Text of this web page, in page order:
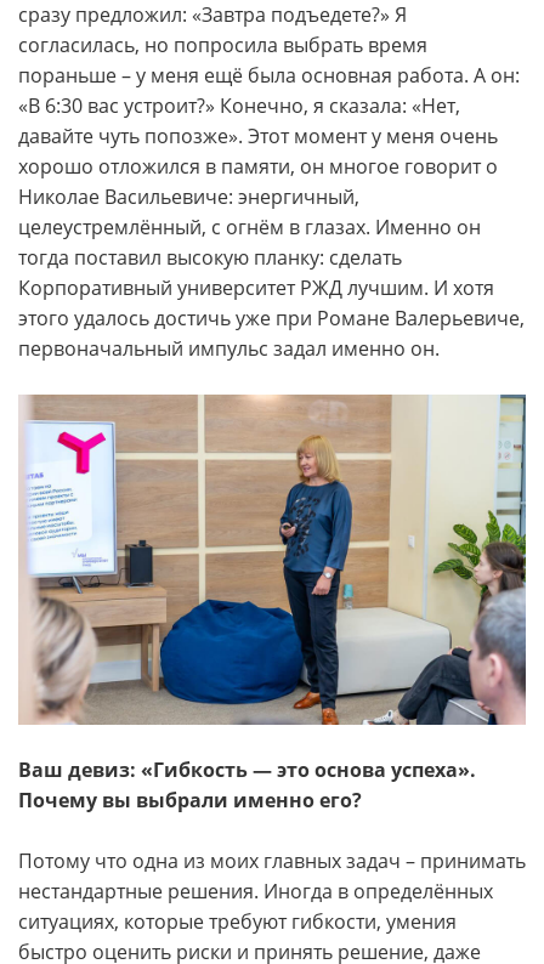
сразу предложил: «Завтра подъедете?» Я
согласилась, но попросила выбрать время
пораньше – у меня ещё была основная работа. А он:
«В 6:30 вас устроит?» Конечно, я сказала: «Нет,
давайте чуть попозже». Этот момент у меня очень
хорошо отложился в памяти, он многое говорит о
Николае Васильевиче: энергичный,
целеустремлённый, с огнём в глазах. Именно он
тогда поставил высокую планку: сделать
Корпоративный университет РЖД лучшим. И хотя
этого удалось достичь уже при Романе Валерьевиче,
первоначальный импульс задал именно он.
Ваш девиз: «Гибкость — это основа успеха».
Почему вы выбрали именно его?
Потому что одна из моих главных задач – принимать
нестандартные решения. Иногда в определённых
ситуациях, которые требуют гибкости, умения
быстро оценить риски и принять решение, даже